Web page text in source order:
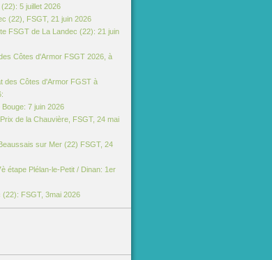
5 juillet 2026
(22), FSGT, 21 juin 2026
FSGT de La Landec (22): 21 juin
Côtes d'Armor FSGT 2026, à
des Côtes d'Armor FGST à
7 juin 2026
de la Chauvière, FSGT, 24 mai
sur Mer (22) FSGT, 24
étape Plélan-le-Petit / Dinan: 1er
(22): FSGT, 3mai 2026